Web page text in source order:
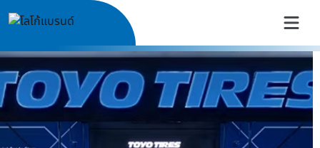
TOYO TIRES Thailand | ยา